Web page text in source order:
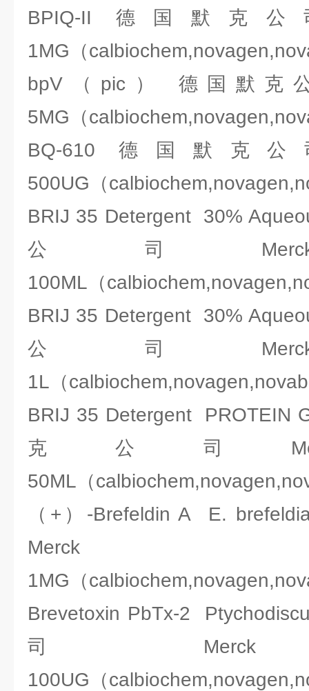
BPIQ-II 德国默克公司
1MG（
bpV（pic） 德国默克公
5MG（
BQ-610 德国默克公
500UG（
BRIJ 35 Detergent 30%
公司Merck
100ML（
BRIJ 35 Detergent 30%
公司Merck
1L（
BRIJ 35 Detergent PROTEIN
克公司
50ML（
（+）-Brefeldin A E.
Merck
1MG（
Brevetoxin PbTx-2
司Merck
100UG（